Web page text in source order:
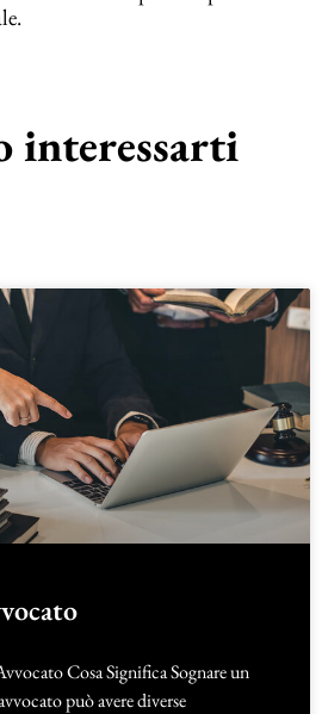
interessarti
Cosa Significa Sognare un
può avere diverse